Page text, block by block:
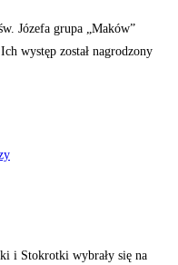
Józefa grupa „Maków”
występ został nagrodzony
i Stokrotki wybrały się na